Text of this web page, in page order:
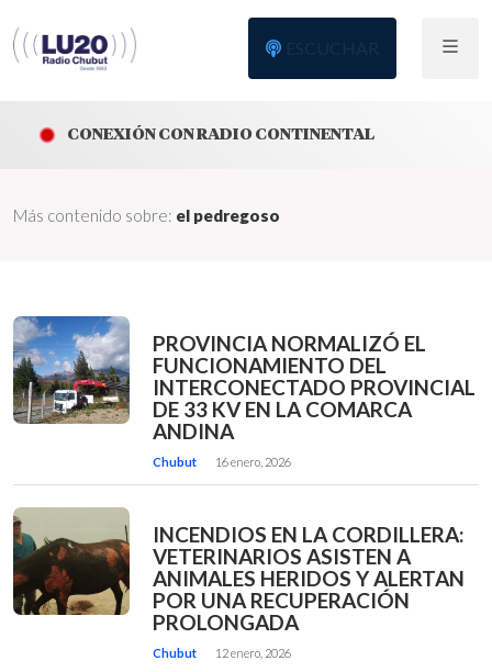
CONEXIÓN CON RADIO CONTINENTAL
Más contenido sobre: el pedregoso
PROVINCIA NORMALIZÓ EL
FUNCIONAMIENTO DEL
INTERCONECTADO PROVINCIAL
DE 33 KV EN LA COMARCA
ANDINA
Chubut 16 enero, 2026
INCENDIOS EN LA CORDILLERA:
VETERINARIOS ASISTEN A
ANIMALES HERIDOS Y ALERTAN
POR UNA RECUPERACIÓN
PROLONGADA
Chubut 12 enero, 2026